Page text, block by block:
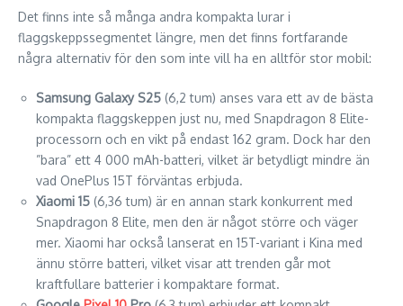
Det finns inte så många andra kompakta lurar i
flaggskeppssegmentet längre, men det finns fortfarande
några alternativ för den som inte vill ha en alltför stor mobil:
Samsung Galaxy S25 (6,2 tum) anses vara ett av de bästa
kompakta flaggskeppen just nu, med Snapdragon 8 Elite-
processorn och en vikt på endast 162 gram. Dock har den
”bara” ett 4 000 mAh-batteri, vilket är betydligt mindre än
vad OnePlus 15T förväntas erbjuda.
Xiaomi 15 (6,36 tum) är en annan stark konkurrent med
Snapdragon 8 Elite, men den är något större och väger
mer. Xiaomi har också lanserat en 15T-variant i Kina med
ännu större batteri, vilket visar att trenden går mot
kraftfullare batterier i kompaktare format.